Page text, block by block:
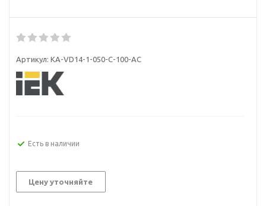
Артикул: KA-VD14-1-050-C-100-AC
Есть в наличии
Цену уточняйте